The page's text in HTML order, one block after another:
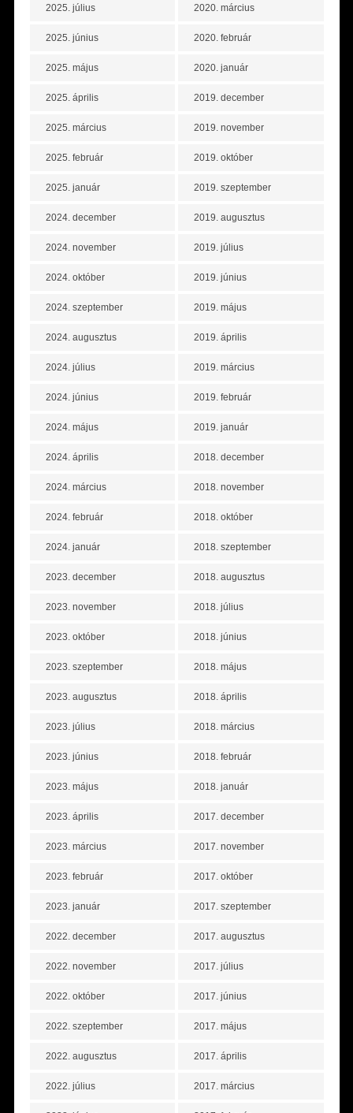
2025. július
2025. június
2025. május
2025. április
2025. március
2025. február
2025. január
2024. december
2024. november
2024. október
2024. szeptember
2024. augusztus
2024. július
2024. június
2024. május
2024. április
2024. március
2024. február
2024. január
2023. december
2023. november
2023. október
2023. szeptember
2023. augusztus
2023. július
2023. június
2023. május
2023. április
2023. március
2023. február
2023. január
2022. december
2022. november
2022. október
2022. szeptember
2022. augusztus
2022. július
2020. március
2020. február
2020. január
2019. december
2019. november
2019. október
2019. szeptember
2019. augusztus
2019. július
2019. június
2019. május
2019. április
2019. március
2019. február
2019. január
2018. december
2018. november
2018. október
2018. szeptember
2018. augusztus
2018. július
2018. június
2018. május
2018. április
2018. március
2018. február
2018. január
2017. december
2017. november
2017. október
2017. szeptember
2017. augusztus
2017. július
2017. június
2017. május
2017. április
2017. március